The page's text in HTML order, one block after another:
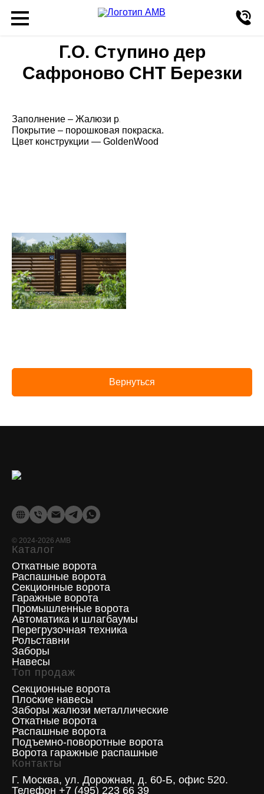
Г.О. Ступино дер
Сафроново СНТ Березки
Заполнение – Жалюзи ранчо.
Покрытие – порошковая покраска.
Цвет конструкции — GoldenWood
Вернуться
© 2024-2026 AMB
Каталог
Откатные ворота
Распашные ворота
Секционные ворота
Гаражные ворота
Промышленные ворота
Автоматика и шлагбаумы
Перегрузочная техника
Рольставни
Заборы
Навесы
Топ продаж
Секционные ворота
Плоские навесы
Заборы жалюзи металлические
Откатные ворота
Распашные ворота
Подъемно-поворотные ворота
Ворота гаражные распашные
Контакты
Г. Москва, ул. Дорожная, д. 60-Б, офис 520.
Телефон +7 (495) 223 66 39